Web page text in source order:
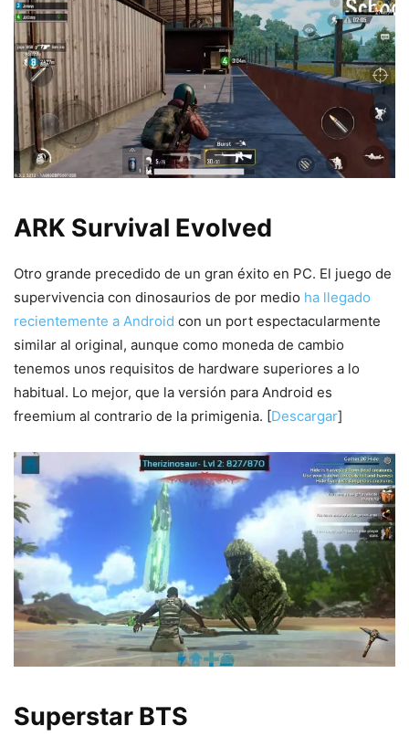
ARK Survival Evolved
Otro grande precedido de un gran éxito en PC. El juego de
supervivencia con dinosaurios de por medio ha llegado
recientemente a Android con un port espectacularmente
similar al original, aunque como moneda de cambio
tenemos unos requisitos de hardware superiores a lo
habitual. Lo mejor, que la versión para Android es
freemium al contrario de la primigenia. [Descargar]
Superstar BTS